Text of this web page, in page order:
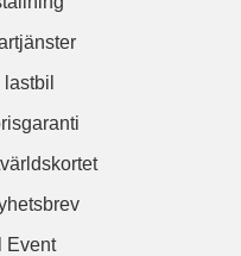
Event